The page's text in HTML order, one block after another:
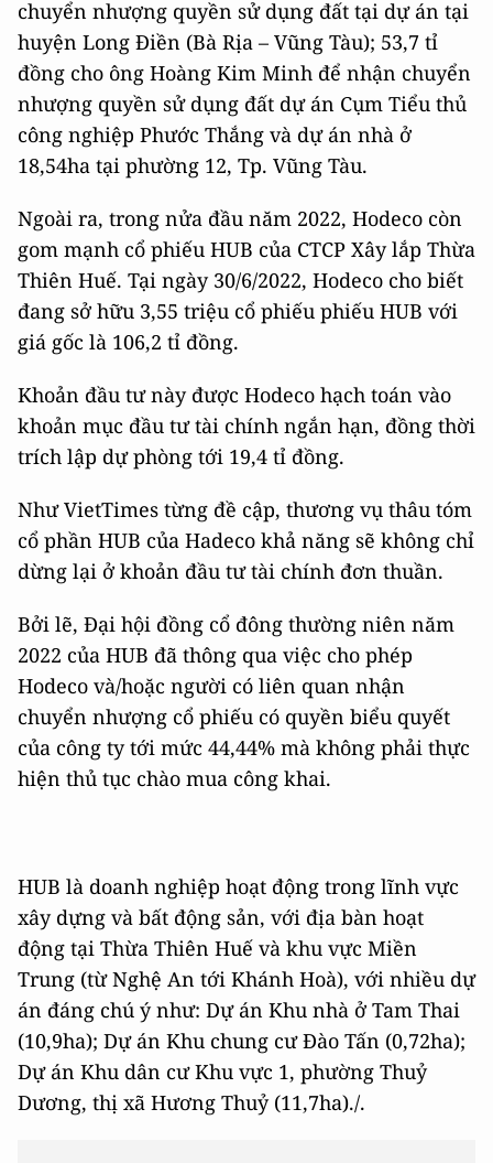
chuyển nhượng quyền sử dụng đất tại dự án tại
huyện Long Điền (Bà Rịa – Vũng Tàu); 53,7 tỉ
đồng cho ông Hoàng Kim Minh để nhận chuyển
nhượng quyền sử dụng đất dự án Cụm Tiểu thủ
công nghiệp Phước Thắng và dự án nhà ở
18,54ha tại phường 12, Tp. Vũng Tàu.
Ngoài ra, trong nửa đầu năm 2022, Hodeco còn
gom mạnh cổ phiếu HUB của CTCP Xây lắp Thừa
Thiên Huế. Tại ngày 30/6/2022, Hodeco cho biết
đang sở hữu 3,55 triệu cổ phiếu phiếu HUB với
giá gốc là 106,2 tỉ đồng.
Khoản đầu tư này được Hodeco hạch toán vào
khoản mục đầu tư tài chính ngắn hạn, đồng thời
trích lập dự phòng tới 19,4 tỉ đồng.
Như VietTimes từng đề cập, thương vụ thâu tóm
cổ phần HUB của Hadeco khả năng sẽ không chỉ
dừng lại ở khoản đầu tư tài chính đơn thuần.
Bởi lẽ, Đại hội đồng cổ đông thường niên năm
2022 của HUB đã thông qua việc cho phép
Hodeco và/hoặc người có liên quan nhận
chuyển nhượng cổ phiếu có quyền biểu quyết
của công ty tới mức 44,44% mà không phải thực
hiện thủ tục chào mua công khai.
HUB là doanh nghiệp hoạt động trong lĩnh vực
xây dựng và bất động sản, với địa bàn hoạt
động tại Thừa Thiên Huế và khu vực Miền
Trung (từ Nghệ An tới Khánh Hoà), với nhiều dự
án đáng chú ý như: Dự án Khu nhà ở Tam Thai
(10,9ha); Dự án Khu chung cư Đào Tấn (0,72ha);
Dự án Khu dân cư Khu vực 1, phường Thuỷ
Dương, thị xã Hương Thuỷ (11,7ha)./.